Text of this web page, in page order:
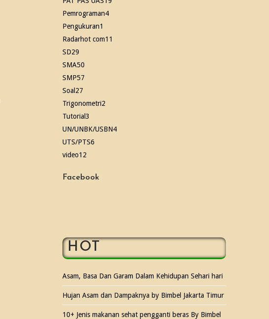
Pemrograman4
Pengukuran1
Radarhot com11
SD29
SMA50
SMP57
Soal 27
Trigonometri2
Tutorial 3
UN/UNBK/USBN4
UTS/PTS6
video12
Facebook
HOT
Asam, Basa Dan Garam Dalam Kehidupan Sehari hari
Hujan Asam dan Dampaknya by Bimbel Jakarta Timur
10+ Jenis makanan sehat pengganti beras By Bimbel